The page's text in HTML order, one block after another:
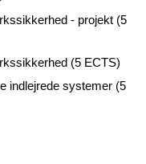
- projekt (5
(5 ECTS)
indlejrede systemer (5